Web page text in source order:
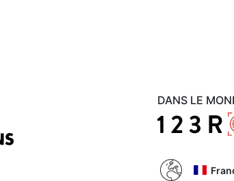
DANS LE